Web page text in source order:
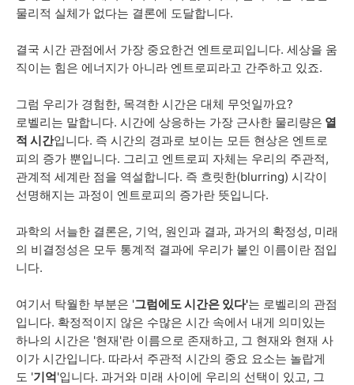
물리적 실체가 없다는 결론에 도달합니다.
결국 시간 관점에서 가장 중요한건 엔트로피입니다. 세상을 움
직이는 힘은 에너지가 아니라 엔트로피라고 간주하고 있죠.
그럼 우리가 경험한, 목격한 시간은 대체 무엇일까요?
로벨리는 말합니다. 시간에 상응하는 가장 근사한 물리량은 열
적 시간입니다. 즉 시간의 경과로 보이는 모든 현상은 엔트로
피의 증가 뿐입니다. 그리고 엔트로피 자체는 우리의 주관적,
관계적 세계란 점을 역설합니다. 즉 흐릿한(blurring) 시각이
선명해지는 과정이 엔트로피의 증가란 뜻입니다.
과학의 서늘한 결론은, 기억, 원인과 결과, 과거의 확정성, 미래
의 비결정성은 모두 통계적 결과에 우리가 붙인 이름이란 점입
니다.
여기서 탁월한 부분은 '그럼에도시간은 있다'는 로벨리의 관점
입니다. 확정적이지 않은 수많은 시간 속에서 내게 의미있는
하나의 시간은 '현재'란 이름으로 존재하고, 그 현재와 현재 사
이가 시간입니다. 따라서 주관적 시간의 중요 요소는 놀랍게
도 '기억'입니다. 과거와 미래 사이에 우리의 선택이 있고, 그